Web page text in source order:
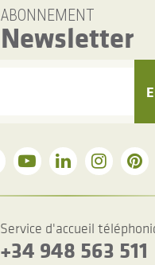
ABONNEMENT
Newsletter
Service d'accueil
+34 948 563 511